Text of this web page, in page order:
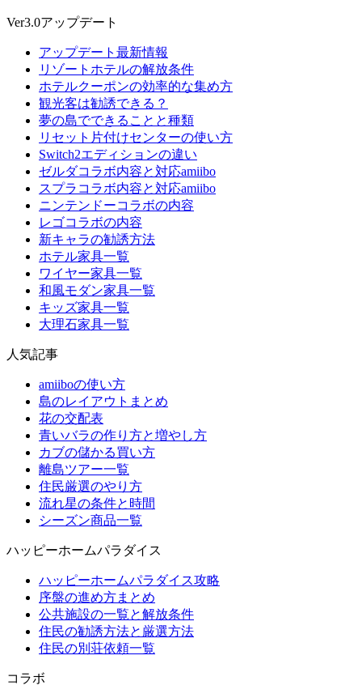
Ver3.0アップデート
アップデート最新情報
リゾートホテルの解放条件
ホテルクーポンの効率的な集め方
観光客は勧誘できる？
夢の島でできることと種類
リセット片付けセンターの使い方
Switch2エディションの違い
ゼルダコラボ内容と対応amiibo
スプラコラボ内容と対応amiibo
ニンテンドーコラボの内容
レゴコラボの内容
新キャラの勧誘方法
ホテル家具一覧
ワイヤー家具一覧
和風モダン家具一覧
キッズ家具一覧
大理石家具一覧
人気記事
amiiboの使い方
島のレイアウトまとめ
花の交配表
青いバラの作り方と増やし方
カブの儲かる買い方
離島ツアー一覧
住民厳選のやり方
流れ星の条件と時間
シーズン商品一覧
ハッピーホームパラダイス
ハッピーホームパラダイス攻略
序盤の進め方まとめ
公共施設の一覧と解放条件
住民の勧誘方法と厳選方法
住民の別荘依頼一覧
コラボ